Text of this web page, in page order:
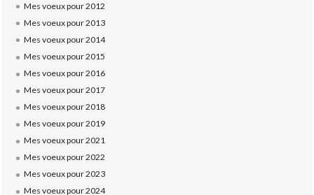
Mes voeux pour 2012
Mes voeux pour 2013
Mes voeux pour 2014
Mes voeux pour 2015
Mes voeux pour 2016
Mes voeux pour 2017
Mes voeux pour 2018
Mes voeux pour 2019
Mes voeux pour 2021
Mes voeux pour 2022
Mes voeux pour 2023
Mes voeux pour 2024